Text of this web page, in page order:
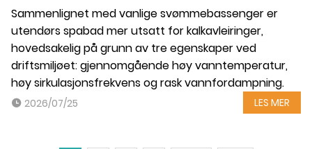
Sammenlignet med vanlige svømmebassenger er
utendørs spabad mer utsatt for kalkavleiringer,
hovedsakelig på grunn av tre egenskaper ved
driftsmiljøet: gjennomgående høy vanntemperatur,
høy sirkulasjonsfrekvens og rask vannfordampning.
2026/07/25 LES MER